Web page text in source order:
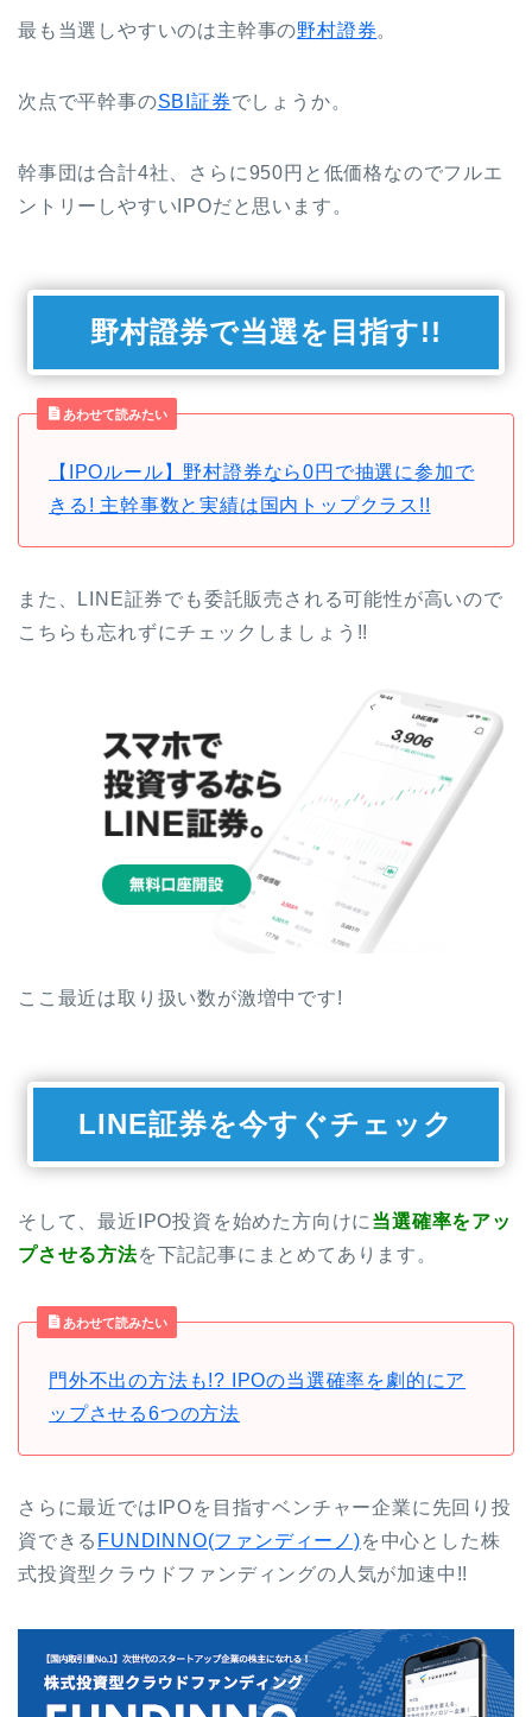
最も当選しやすいのは主幹事の野村證券。
次点で平幹事のSBI証券でしょうか。
幹事団は合計4社、さらに950円と低価格なのでフルエ
ントリーしやすいIPOだと思います。
野村證券で当選を目指す!!
あわせて読みたい
【IPOルール】野村證券なら0円で抽選に参加で
きる! 主幹事数と実績は国内トップクラス!!
また、LINE証券でも委託販売される可能性が高いので
こちらも忘れずにチェックしましょう!!
ここ最近は取り扱い数が激増中です!
LINE証券を今すぐチェック
そして、最近IPO投資を始めた方向けに 当選確率をアッ
プさせる方法を下記記事にまとめてあります。
あわせて読みたい
門外不出の方法も!? IPOの当選確率を劇的にア
ップさせる6つの方法
さらに最近ではIPOを目指すベンチャー企業に先回り投
資できる FUNDINNO(ファンディーノ)を中心とした株
式投資型クラウドファンディングの人気が加速中!!